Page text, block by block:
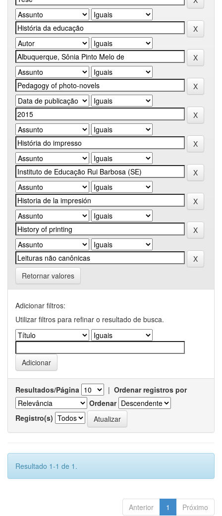
Retornar valores
Adicionar filtros:
Utilizar filtros para refinar o resultado de busca.
Resultados/Página | Ordenar registros por
Ordenar
Registro(s)
Resultado 1-1 de 1.
Anterior 1 Próximo